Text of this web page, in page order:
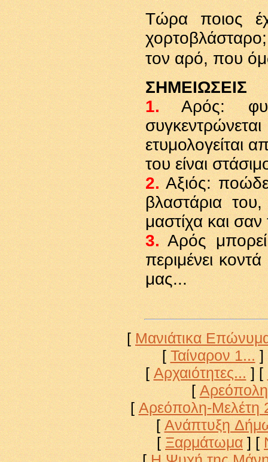
Τώρα ποιος
τον αρό, που
ΣΗΜΕΙΩΣΕΙΣ
1. Αρός:
ετυμολογείται
του είναι
2.Αξιός:
βλαστάρια του,
μαστίχα και
3.Αρός
περιμένει
μας...
[ Μανιάτικα
[Ταίναρον 1... ]
[ Αρχαιότητες...] [
[
[Αρεόπολη-Μελέτη
[ Ανάπτυξη
[ Ξαρμάτωμα ] [